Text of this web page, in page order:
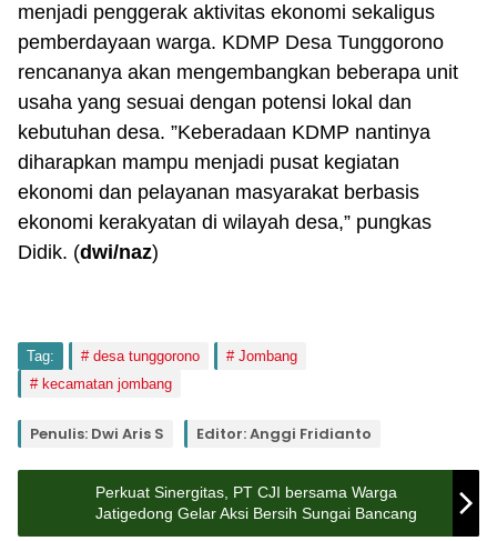
menjadi penggerak aktivitas ekonomi sekaligus
pemberdayaan warga. KDMP Desa Tunggorono
rencananya akan mengembangkan beberapa unit
usaha yang sesuai dengan potensi lokal dan
kebutuhan desa. ”Keberadaan KDMP nantinya
diharapkan mampu menjadi pusat kegiatan
ekonomi dan pelayanan masyarakat berbasis
ekonomi kerakyatan di wilayah desa,” pungkas
Didik. (dwi/naz)
Tag: desa tunggorono
Jombang
kecamatan jombang
Penulis: Dwi Aris S Editor: Anggi Fridianto
Perkuat Sinergitas, PT CJI bersama Warga
Jatigedong Gelar Aksi Bersih Sungai Bancang